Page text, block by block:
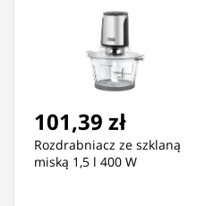
101,39 zł
Rozdrabniacz ze szklaną
miską 1,5 l 400 W